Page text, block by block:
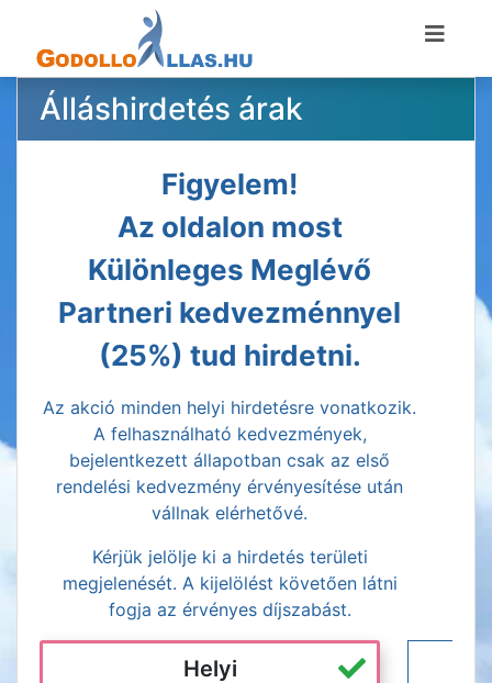
Álláshirdetés árak
Figyelem!
Az oldalon most
Különleges Meglévő
Partneri kedvezménnyel
(25%) tud hirdetni.
Az akció minden helyi hirdetésre vonatkozik.
A felhasználható kedvezmények,
bejelentkezett állapotban csak az első
rendelési kedvezmény érvényesítése után
vállnak elérhetővé.
Kérjük jelölje ki a hirdetés területi
megjelenését. A kijelölést követően látni
fogja az érvényes díjszabást.
Helyi